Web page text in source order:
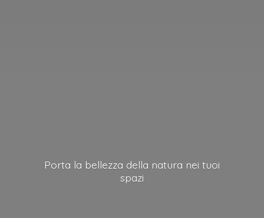
Porta la bellezza della natura nei tuoi
spazi